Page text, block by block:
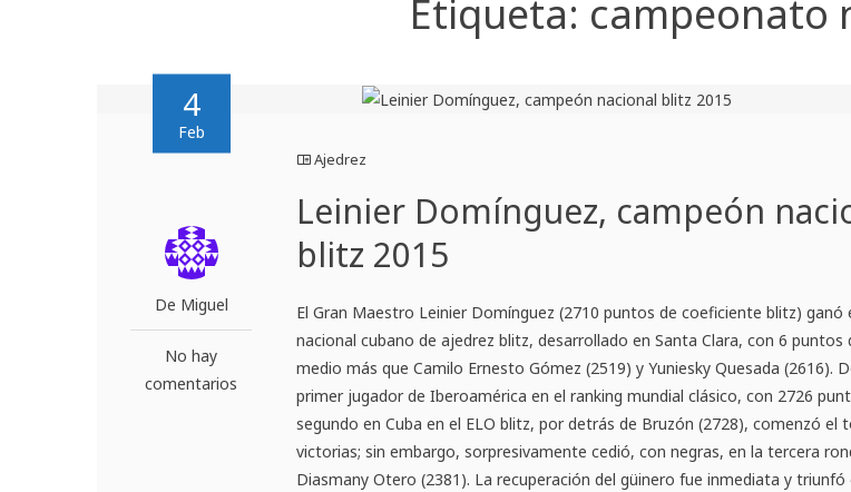
Etiqueta: campeonato
4
Feb
De Miguel
No hay
comentarios
Ajedrez
Leinier Domínguez, campeón
blitz 2015
El Gran Maestro Leinier Domínguez (2710 puntos de coeficiente blitz) ganó
nacional cubano de ajedrez blitz, desarrollado en Santa Clara, con 6 puntos
medio más que Camilo Ernesto Gómez (2519) y Yuniesky Quesada (2616).
primer jugador de Iberoamérica en el ranking mundial clásico, con 2726
segundo en Cuba en el ELO blitz, por detrás de Bruzón (2728), comenzó el
victorias; sin embargo, sorpresivamente cedió, con negras, en la tercera
Diasmany Otero (2381). La recuperación del güinero fue inmediata y triunfó